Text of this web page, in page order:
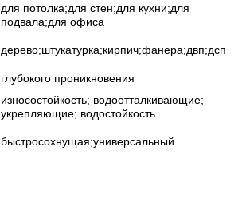
для потолка;для стен;для кухни;для
подвала;для офиса
дерево;штукатурка;кирпич;фанера;двп;дсп
глубокого проникновения
износостойкость; водоотталкивающие;
укрепляющие; водостойкость
быстросохнущая;универсальный